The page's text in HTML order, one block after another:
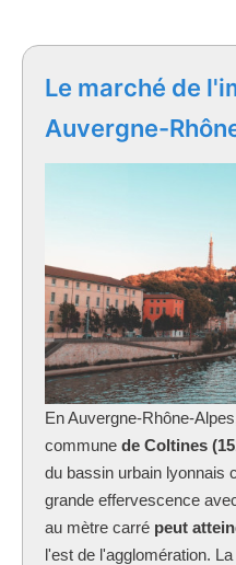
Le marché de
Auvergne-
En Auvergne-Rhône-
commune de Coltines
du bassin urbain lyonnais
grande effervescence
au mètre carré peut
l'est de l'agglomération.